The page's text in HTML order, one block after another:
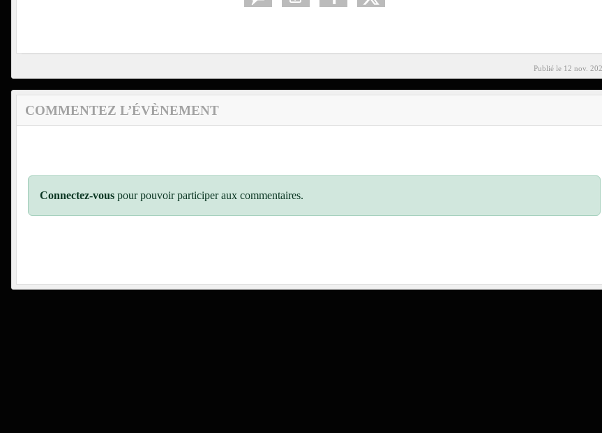
Publié le 12 nov.
COMMENTEZ L’ÉVÈNEMENT
Connectez-vous pour pouvoir participer aux commentaires.